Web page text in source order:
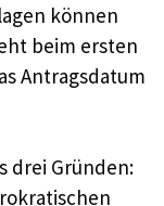
können
beim ersten
Antragsdatum
drei Gründen: